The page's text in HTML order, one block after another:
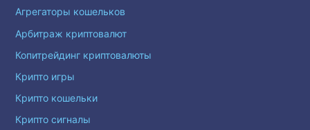
Агрегаторы кошельков
Арбитраж криптовалют
Копитрейдинг криптовалюты
Крипто игры
Крипто кошельки
Крипто сигналы